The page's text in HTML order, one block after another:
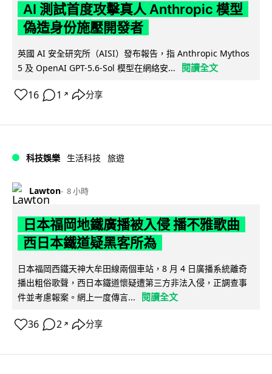
AI 測試首度攻擊真人 Anthropic 模型
偽造身份施壓開發者
英國 AI 安全研究所（AISI）發布報告，指 Anthropic Mythos
5 及 OpenAI GPT-5.6-Sol 模型在網絡安...
閱讀全文
16 1 ↗ 分享
科技娛樂 生活科技 旅遊
Lawton 8 小時
日本福岡地鐵廣播被入侵 播不雅歌曲
西日本鐵道疑黑客所為
日本福岡西鐵天神大牟田線兩個車站，8 月 4 日廣播系統離奇
播出粗俗歌聲，西日本鐵道懷疑遭第三方非法入侵，正調查事
件並考慮報案。網上一度傳言...
閱讀全文
36 2 ↗ 分享